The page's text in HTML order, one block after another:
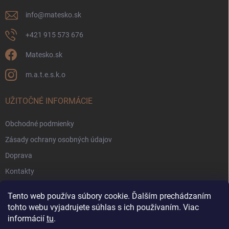
Tento web používa súbory cookie. Ďalším prechádzaním
tohto webu vyjadrujete súhlas s ich používaním. Viac
informácií tu.
info@matesko.sk
+421 915 573 676
Matesko.sk
m.a.t.e.s.k.o
UŽITOČNÉ INFORMÁCIE
Obchodné podmienky
Zásady ochrany osobných údajov
Doprava
Kontakty
Pravidlá súťaží Facebook
Blog